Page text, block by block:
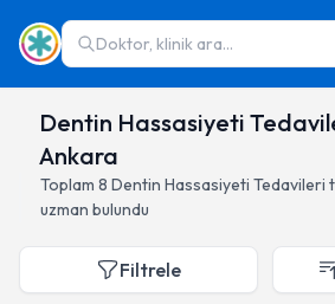
Doktor, klinik ara...
Dentin Hassasiyeti
Ankara
Toplam 8 Dentin Hassasiyeti Tedavileri
uzman bulundu
Filtrele